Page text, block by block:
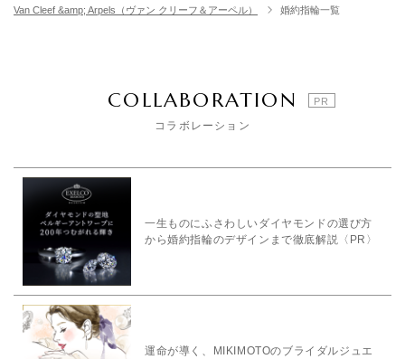
Van Cleef &amp; Arpels（ヴァン クリーフ＆アーペル）
婚約指輪一覧
COLLABORATION
コラボレーション
一生ものにふさわしいダイヤモンドの選び方
から婚約指輪のデザインまで徹底解説〈PR〉
運命が導く、MIKIMOTOのブライダルジュエ